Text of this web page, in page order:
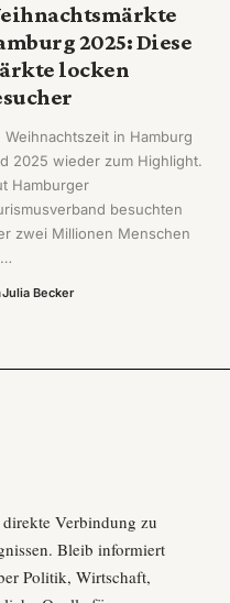
2025: Diese
locken
Weihnachtszeit in Hamburg
2025 wieder zum Highlight.
Hamburger
besuchten
zwei Millionen Menschen
Julia Becker
Verbindung zu
Bleib informiert
Politik, Wirtschaft,